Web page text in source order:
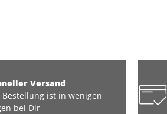
Versand
Bestellung ist in wenigen
bei Dir